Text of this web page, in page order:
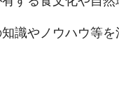
識やノウハウ等